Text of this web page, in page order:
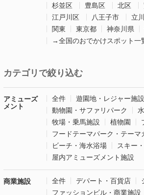
杉並区
豊島区 北区
江戸川区
八王子市 立
関東
東京都 神奈川県
→全国のおでかけスポット一
カテゴリで絞り込む
アミューズ
メント
全件 遊園地・レジャー施設
動物園・サファリパーク
牧場・乗馬施設
植物園
フードテーマパーク・テーマ
ビーチ・海水浴場
スキー
屋内アミューズメント施設
商業施設 全件 デパート・百貨店
ファッションビル・商業施設